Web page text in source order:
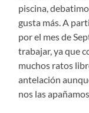
piscina,
gusta más. A
por el mes de
trabajar, ya que
muchos ratos
antelación
nos las apañamos.